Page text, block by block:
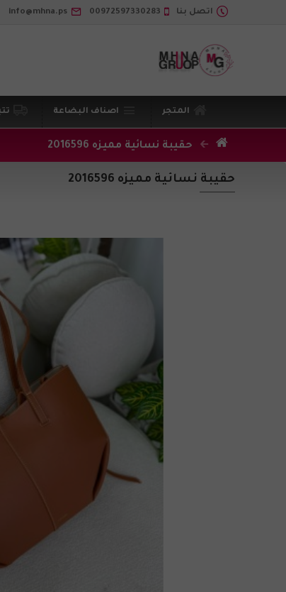
اتصل بنا 00972597330283
info@mhna.ps
المتجر اصناف البضاعة
حقيبة نسائية مميزه 2016596
حقيبة نسائية مميزه 2016596